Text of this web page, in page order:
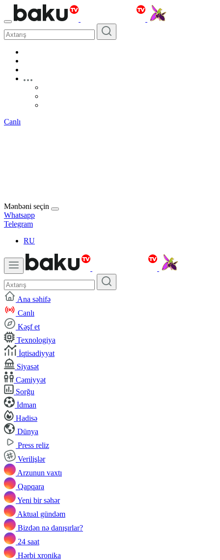
Canlı
Mənbəni seçin
Whatsapp
Telegram
RU
Ana səhifə
Canlı
Kəşf et
Texnologiya
İqtisadiyyat
Siyasət
Cəmiyyət
Sorğu
İdman
Hadisə
Dünya
Press reliz
Verilişlər
Arzunun vaxtı
Qapqara
Yeni bir səhər
Aktual gündəm
Bizdən nə danışırlar?
24 saat
Hərbi xronika